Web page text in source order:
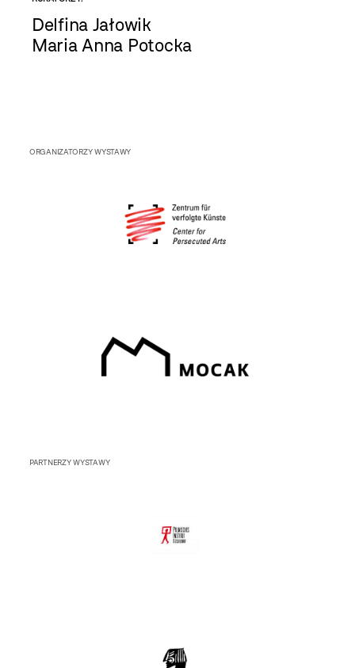
Delfina Jałowik
Maria Anna Potocka
ORGANIZATORZY WYSTAWY
PARTNERZY WYSTAWY